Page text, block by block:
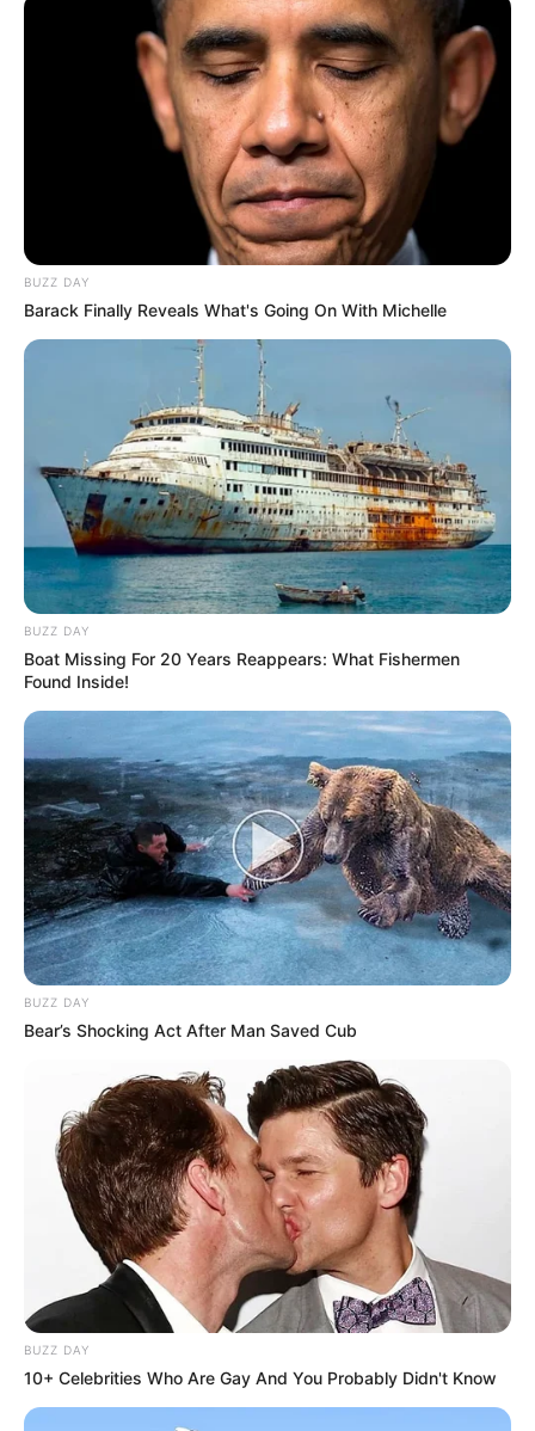
BUZZ DAY
Barack Finally Reveals What's Going On With Michelle
BUZZ DAY
Boat Missing For 20 Years Reappears: What Fishermen
Found Inside!
BUZZ DAY
Bear’s Shocking Act After Man Saved Cub
BUZZ DAY
10+ Celebrities Who Are Gay And You Probably Didn't Know